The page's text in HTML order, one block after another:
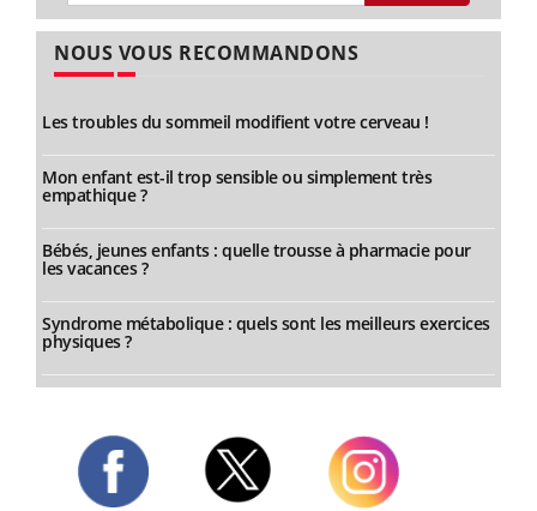
NOUS VOUS RECOMMANDONS
Les troubles du sommeil modifient votre cerveau !
Mon enfant est-il trop sensible ou simplement très
empathique ?
Bébés, jeunes enfants : quelle trousse à pharmacie pour
les vacances ?
Syndrome métabolique : quels sont les meilleurs exercices
physiques ?